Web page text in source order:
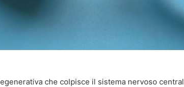
che colpisce il sistema nervoso